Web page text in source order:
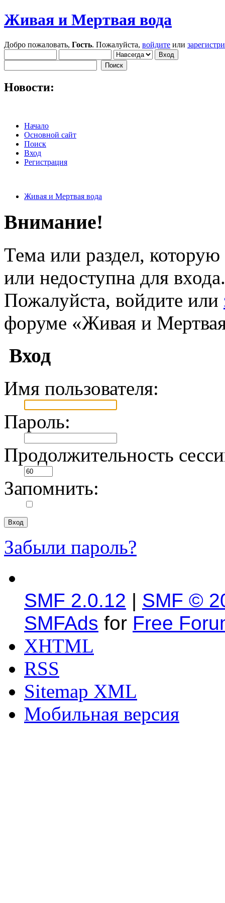
Живая и Мертвая вода
Добро пожаловать, Гость. Пожалуйста, войдите или
Новости:
Начало
Основной сайт
Поиск
Вход
Регистрация
Живая и Мертвая вода
Внимание!
Тема или раздел,
или недоступна для входа.
Пожалуйста, войдите или
форуме «Живая и
Вход
Имя пользователя:
Пароль:
Продолжительность
Запомнить:
Забыли пароль?
SMF 2.0.12 | SMF ©
SMFAds for Free
XHTML
RSS
Sitemap XML
Мобильная версия